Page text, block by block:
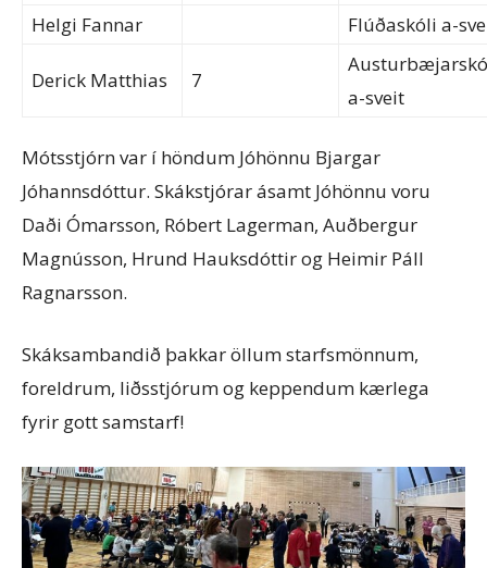
Helgi Fannar Flúðaskóli a-
Derick Matthias 7
a-sveit
Mótsstjórn var í höndum Jóhönnu Bjargar
Jóhannsdóttur. Skákstjórar ásamt Jóhönnu voru
Daði Ómarsson, Róbert Lagerman, Auðbergur
Magnússon, Hrund Hauksdóttir og Heimir Páll
Ragnarsson.
Skáksambandið þakkar öllum starfsmönnum,
foreldrum, liðsstjórum og keppendum kærlega
fyrir gott samstarf!